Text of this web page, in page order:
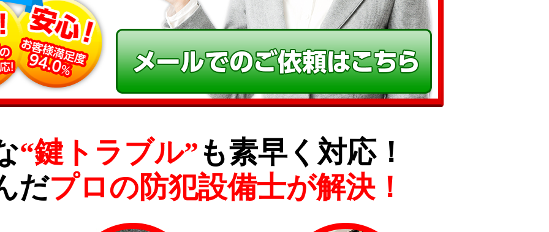
“鍵トラブル” も素早く対応！
だプロの防犯設備士が解決！